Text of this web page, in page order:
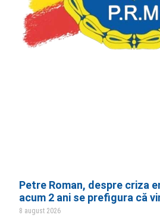
Petre Roman, despre criza
acum 2 ani se prefigura că
8 august 2026